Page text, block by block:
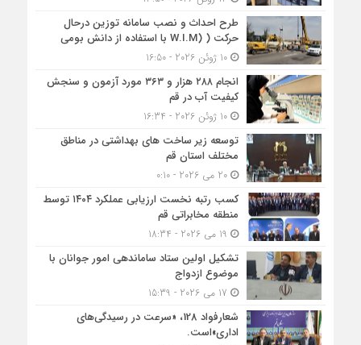
طرح احداث و نصب سامانه توزین درحال
حرکت ( (W.I.M با استفاده از دانش بومی
10 ژوئن 2026 - 16:50
انجام ۲۸۸ هزار و ۳۶۳ مورد آزمون و سنجش
كیفیت آب در قم
10 ژوئن 2026 - 16:34
توسعه زیر ساخت های بهداشتی در مناطق
مختلف استان قم
20 می 2026 - 0:10
کسب رتبه نخست ارزیابی عملکرد ۱۴۰۴ توسط
منطقه مخابراتی قم
تشکیل اولین ستاد ساماندهی امور جوانان با
موضوع ازدواج
شعارفواد 128، «سرعت در رسیدگی‌های
اداری»است.